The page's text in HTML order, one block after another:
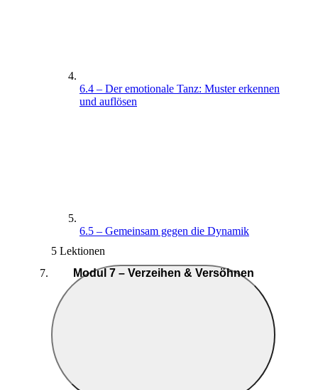
6.4 – Der emotionale Tanz: Muster erkennen
und auflösen
6.5 – Gemeinsam gegen die Dynamik
5 Lektionen
Modul 7 – Verzeihen & Versöhnen